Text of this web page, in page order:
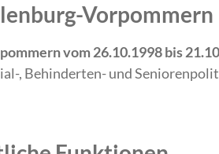
Vorpommern
vom 26.10.1998 bis
, Behinderten- und